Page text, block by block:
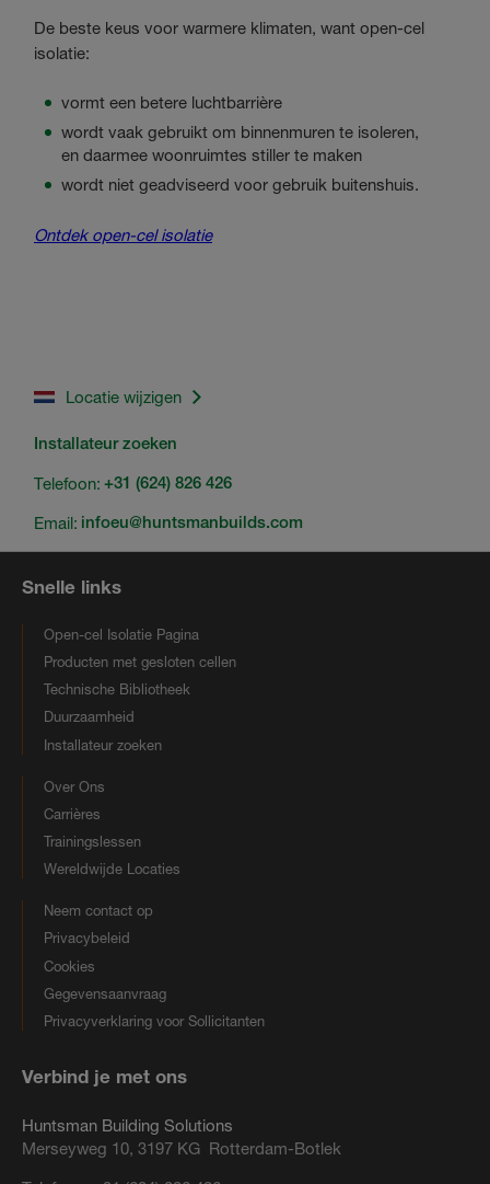
De beste keus voor warmere klimaten, want open-cel
isolatie:
vormt een betere luchtbarrière
wordt vaak gebruikt om binnenmuren te isoleren,
en daarmee woonruimtes stiller te maken
wordt niet geadviseerd voor gebruik buitenshuis.
Ontdek open-cel isolatie
Locatie wijzigen
Installateur zoeken
Telefoon: +31 (624) 826 426
Email: infoeu@huntsmanbuilds.com
Snelle links
Open-cel Isolatie Pagina
Producten met gesloten cellen
Technische Bibliotheek
Duurzaamheid
Installateur zoeken
Over Ons
Carrières
Trainingslessen
Wereldwijde Locaties
Neem contact op
Privacybeleid
Cookies
Gegevensaanvraag
Privacyverklaring voor Sollicitanten
Verbind je met ons
Huntsman Building Solutions
Merseyweg 10, 3197 KG Rotterdam-Botlek